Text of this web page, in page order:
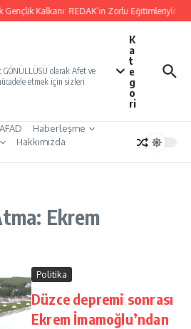
Gençlik Kalkanı: REDAK’ın Zorlu Eğitimleriyle
olarak Afet ve
etmek için sizleri
K
a
t
e
g
o
ri
AFAD
Haberleşme
Hakkımızda
Ekrem
Politika
Düzce depremi sonrası
Ekrem İmamoğlu’ndan